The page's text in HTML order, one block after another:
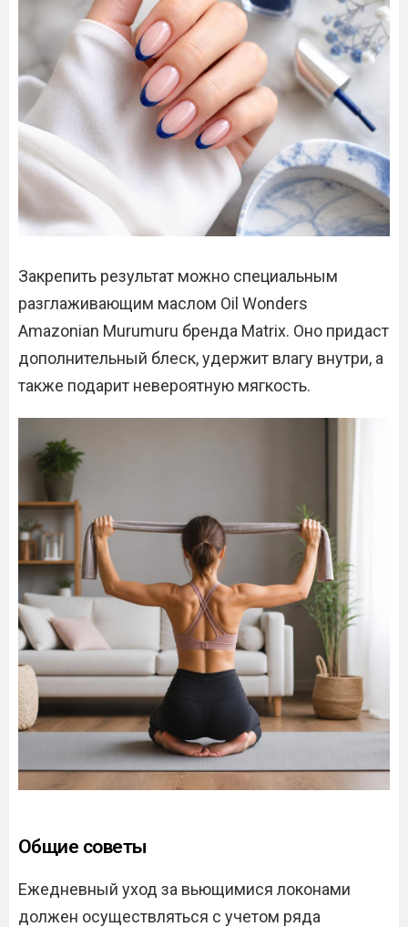
Закрепить результат можно специальным
разглаживающим маслом Oil Wonders
Amazonian Murumuru бренда Matrix. Оно придаст
дополнительный блеск, удержит влагу внутри, а
также подарит невероятную мягкость.
Общие советы
Ежедневный уход за вьющимися локонами
должен осуществляться с учетом ряда